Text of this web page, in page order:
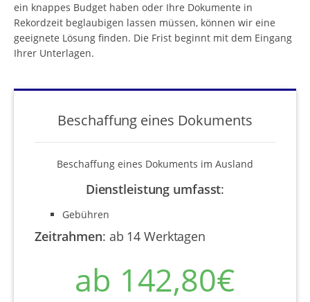
ein knappes Budget haben oder Ihre Dokumente in
Rekordzeit beglaubigen lassen müssen, können wir eine
geeignete Lösung finden. Die Frist beginnt mit dem Eingang
Ihrer Unterlagen.
Beschaffung eines Dokuments
Beschaffung eines Dokuments im Ausland
Dienstleistung umfasst:
Gebühren
Zeitrahmen: ab 14 Werktagen
ab 142,80€